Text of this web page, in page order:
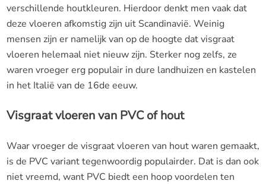
verschillende houtkleuren. Hierdoor denkt men vaak dat
deze vloeren afkomstig zijn uit Scandinavië. Weinig
mensen zijn er namelijk van op de hoogte dat visgraat
vloeren helemaal niet nieuw zijn. Sterker nog zelfs, ze
waren vroeger erg populair in dure landhuizen en kastelen
in het Italië van de 16de eeuw.
Visgraat vloeren van PVC of hout
Waar vroeger de visgraat vloeren van hout waren gemaakt,
is de PVC variant tegenwoordig populairder. Dat is dan ook
niet vreemd, want PVC biedt een hoop voordelen ten